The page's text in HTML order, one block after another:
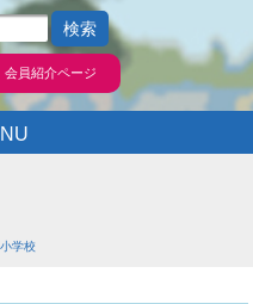
会員紹介ページ
学校